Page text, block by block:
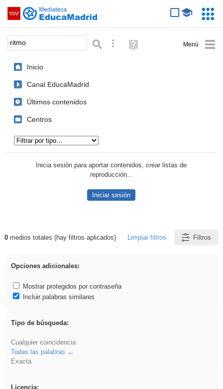
Saltar navegación
Palabra o frase: Búsqueda avanzada
Ayuda
(en
Inicio
Canal EducaMadrid
Últimos contenidos
Centros
Inicia sesión para aportar contenidos, crear listas de
reproducción...
Iniciar sesión
Resultados de: ritmo
0medios totales (hay filtros aplicados) Limpiar filtros Filtros
Opciones adicionales:
Mostrar protegidos por contraseña
Incluir palabras similares
Tipo de búsqueda:
Cualquier coincidencia
Todas las palabras
Exacta
Licencia: